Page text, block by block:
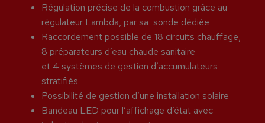
Régulation précise de la combustion grâce au
régulateur Lambda, par sa sonde dédiée
Raccordement possible de 18 circuits chauffage,
8 préparateurs d’eau chaude sanitaire
et 4 systèmes de gestion d’accumulateurs
stratifiés
Possibilité de gestion d’une installation solaire
Bandeau LED pour l’affichage d’état avec